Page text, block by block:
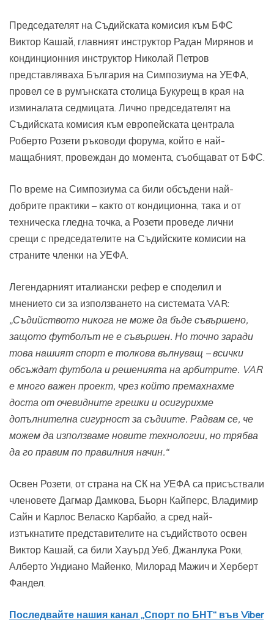
Председателят на Съдийската комисия към БФС
Виктор Кашай, главният инструктор Радан Мирянов и
кондинционния инструктор Николай Петров
представляваха България на Симпозиума на УЕФА,
провел се в румънската столица Букурещ в края на
изминалата седмицата. Лично председателят на
Съдийската комисия към европейската централа
Роберто Розети ръководи форума, който е най-
мащабният, провеждан до момента, съобщават от БФС.
По време на Симпозиума са били обсъдени най-
добрите практики – както от кондиционна, така и от
техническа гледна точка, а Розети проведе лични
срещи с председателите на Съдийските комисии на
страните членки на УЕФА.
Легендарният италиански рефер е споделил и
мнението си за използването на системата VAR:
„Съдийството никога не може да бъде съвършено,
защото футболът не е съвършен. Но точно заради
това нашият спорт е толкова вълнуващ – всички
обсъждат футбола и решенията на арбитрите. VAR
е много важен проект, чрез който премахнахме
доста от очевидните грешки и осигурихме
допълнителна сигурност за съдиите. Радвам се, че
можем да използваме новите технологии, но трябва
да го правим по правилния начин.“
Освен Розети, от страна на СК на УЕФА са присъствали
членовете Дагмар Дамкова, Бьорн Кайперс, Владимир
Сайн и Карлос Веласко Карбайо, а сред най-
изтъкнатите представителите на съдийството освен
Виктор Кашай, са били Хауърд Уеб, Джанлука Роки,
Алберто Ундиано Майенко, Милорад Мажич и Херберт
Фандел.
Последвайте нашия канал „Спорт по БНТ“ във Viber